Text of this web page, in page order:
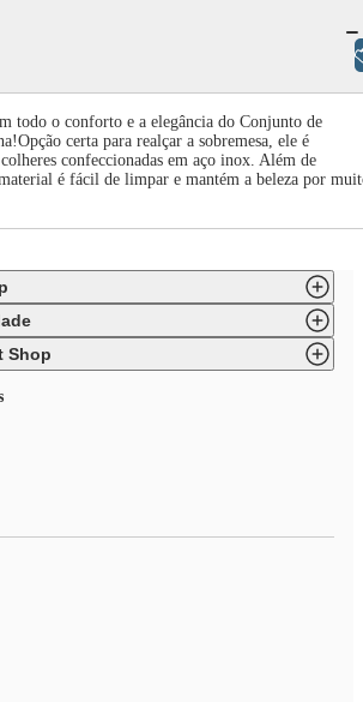
todo o conforto e a elegância do Conjunto de
certa para realçar a sobremesa, ele é
confeccionadas em aço inox. Além de
é fácil de limpar e mantém a beleza por
Shop